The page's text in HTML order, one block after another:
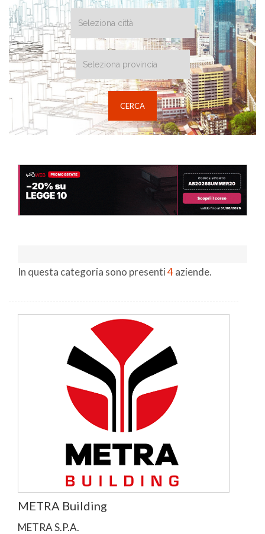
In questa categoria sono presenti4aziende.
METRA Building
METRA S.P.A.